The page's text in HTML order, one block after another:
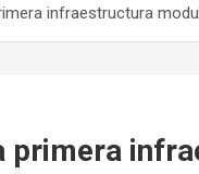
infraestructura
primera